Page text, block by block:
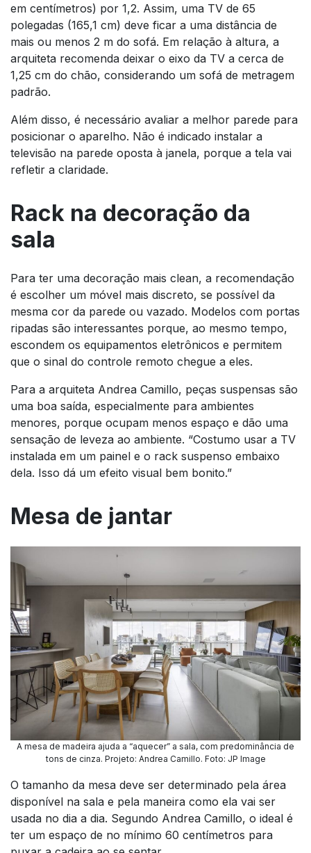
em centímetros) por 1,2. Assim, uma TV de 65
polegadas (165,1 cm) deve ficar a uma distância de
mais ou menos 2 m do sofá. Em relação à altura, a
arquiteta recomenda deixar o eixo da TV a cerca de
1,25 cm do chão, considerando um sofá de metragem
padrão.
Além disso, é necessário avaliar a melhor parede para
posicionar o aparelho. Não é indicado instalar a
televisão na parede oposta à janela, porque a tela vai
refletir a claridade.
Rack na decoração da
sala
Para ter uma decoração mais clean, a recomendação
é escolher um móvel mais discreto, se possível da
mesma cor da parede ou vazado. Modelos com portas
ripadas são interessantes porque, ao mesmo tempo,
escondem os equipamentos eletrônicos e permitem
que o sinal do controle remoto chegue a eles.
Para a arquiteta Andrea Camillo, peças suspensas são
uma boa saída, especialmente para ambientes
menores, porque ocupam menos espaço e dão uma
sensação de leveza ao ambiente. “Costumo usar a TV
instalada em um painel e o rack suspenso embaixo
dela. Isso dá um efeito visual bem bonito.”
Mesa de jantar
A mesa de madeira ajuda a “aquecer” a sala, com predominância de
tons de cinza. Projeto: Andrea Camillo. Foto: JP Image
O tamanho da mesa deve ser determinado pela área
disponível na sala e pela maneira como ela vai ser
usada no dia a dia. Segundo Andrea Camillo, o ideal é
ter um espaço de no mínimo 60 centímetros para